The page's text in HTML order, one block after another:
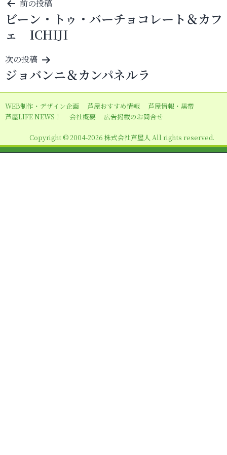
投
稿
ナ
ビ
ゲ
ー
シ
ョ
前の投稿
ビーン・トゥ・バーチョコレート＆カフ
ェ ICHIJI
次の投稿
ジョバンニ＆カンパネルラ
WEB制作・デザイン企画 芦屋おすすめ情報
芦屋情報・黒帯
芦屋LIFE NEWS！
会社概要 広告掲載のお問合せ
Copyright © 2004-2026 株式会社芦屋人 All rights reserved.